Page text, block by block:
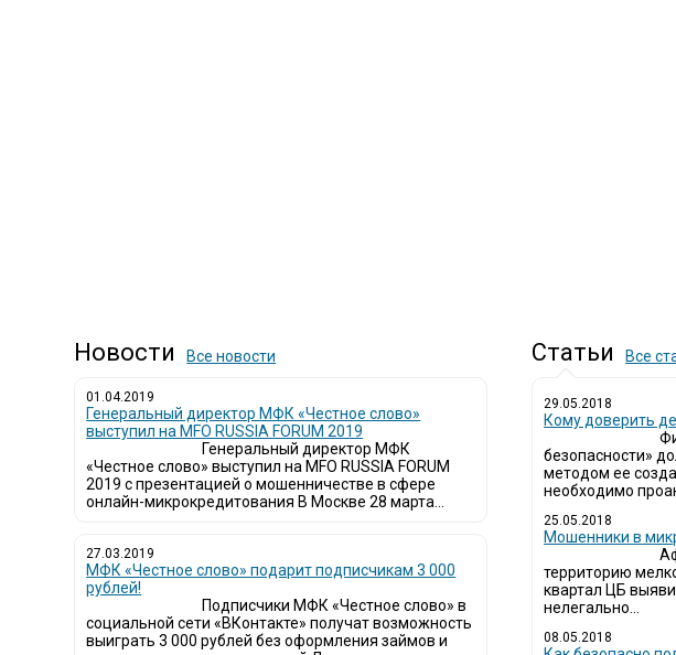
Новости Все новости
01.04.2019
Генеральный директор МФК «Честное слово»
выступил на MFO RUSSIA FORUM 2019
Генеральный директор МФК
«Честное слово» выступил на MFO RUSSIA FORUM
2019 с презентацией о мошенничестве в сфере
онлайн-микрокредитования В Москве 28 марта...
27.03.2019
МФК «Честное слово» подарит подписчикам 3 000
рублей!
Подписчики МФК «Честное слово» в
социальной сети «ВКонтакте» получат возможность
выиграть 3 000 рублей без оформления займов и
Статьи Все
29.05.2018
Кому доверить
безопасности»
методом ее
необходимо
25.05.2018
Мошенники в
территорию
квартал ЦБ
нелегально...
08.05.2018